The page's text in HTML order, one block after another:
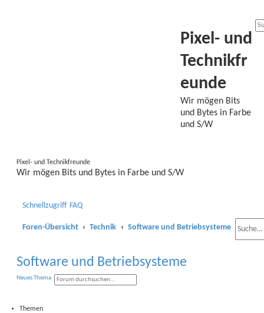
Pixel- und
Technikfr
eunde
Wir mögen Bits
und Bytes in Farbe
und S/W
Pixel- und Technikfreunde
Wir mögen Bits und Bytes in Farbe und S/W
Schnellzugriff FAQ
Foren-Übersicht Technik Software und Betriebsysteme
Software und Betriebsysteme
Neues Thema
u
r
Themen